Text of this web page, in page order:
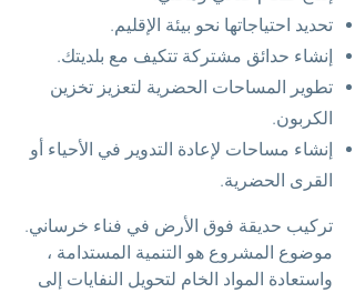
تحديد احتياجاتها نحو بيئة الإقليم.
إنشاء حدائق مشتركة تتكيف مع بلديتك.
تطوير المساحات الحضرية لتعزيز تخزين
الكربون.
إنشاء مساحات لإعادة التدوير في الأحياء أو
القرى الحضرية.
تركيب حديقة فوق الأرض في فناء خرساني.
موضوع المشروع هو التنمية المستدامة ،
واستعادة المواد الخام لتحويل النفايات إلى